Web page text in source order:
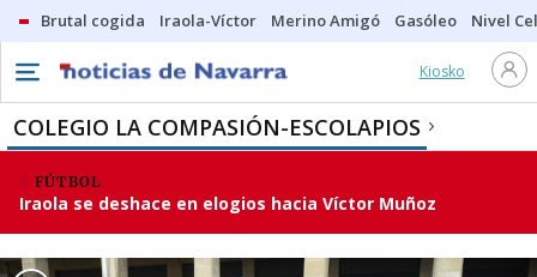
Brutal cogida Iraola-Víctor Merino Amigó Gasóleo Nivel
Kiosko
COLEGIO LA COMPASIÓN-ESCOLAPIOS
FÚTBOL
Iraola se deshace en elogios hacia Víctor Muñoz